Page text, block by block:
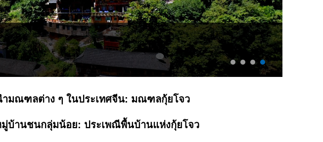
ำมณฑลต่าง ๆ ในประเทศจีน: มณฑลกุ้ยโจว
บ้านชนกลุ่มน้อย: ประเพณีพื้นบ้านแห่งกุ้ยโจว